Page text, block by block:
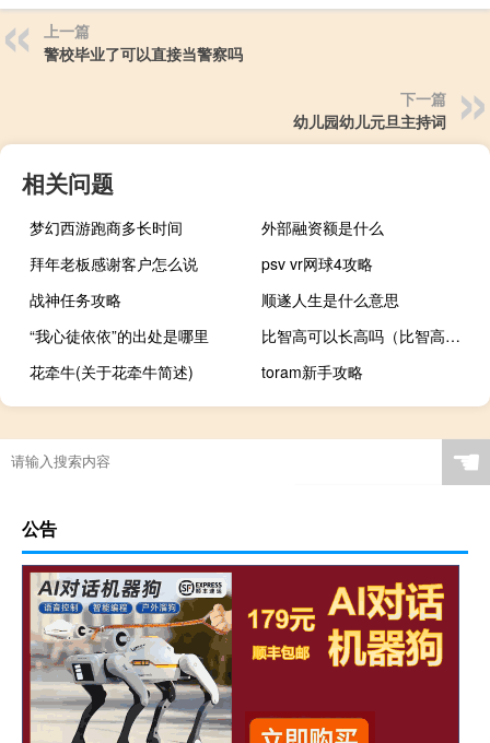
上一篇
警校毕业了可以直接当警察吗
下一篇
幼儿园幼儿元旦主持词
相关问题
梦幻西游跑商多长时间
外部融资额是什么
拜年老板感谢客户怎么说
psv vr网球4攻略
战神任务攻略
顺遂人生是什么意思
“我心徒依依”的出处是哪里
比智高可以长高吗（比智高能增高吗）
花牵牛(关于花牵牛简述)
toram新手攻略
☚
公告